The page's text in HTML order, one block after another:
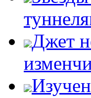
Джет